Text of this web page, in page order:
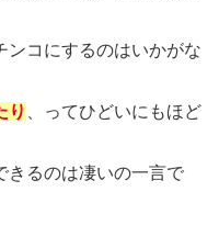
ンコにするのはいかがな
り 、ってひどいにもほど
きるのは凄いの一言で